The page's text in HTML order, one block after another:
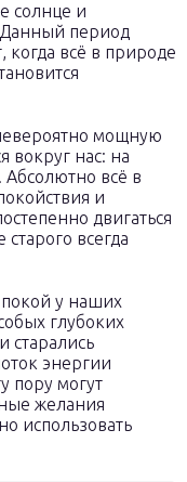
солнце и
период
когда всё в природе
мощную
вокруг нас: на
Абсолютно всё в
и
двигаться
всегда
у наших
глубоких
старались
энергии
пору могут
желания
использовать